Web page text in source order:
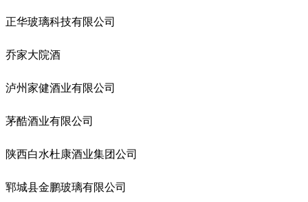
正华玻璃科技有限公司
乔家大院酒
泸州家健酒业有限公司
茅酷酒业有限公司
陕西白水杜康酒业集团公司
郓城县金鹏玻璃有限公司